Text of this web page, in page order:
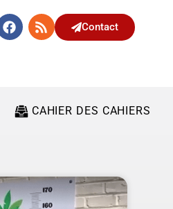
Contact
CAHIER DES CAHIERS